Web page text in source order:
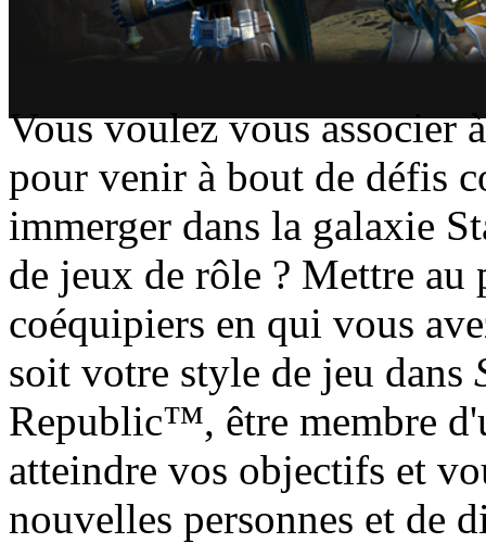
Vous voulez vous associer
pour venir à bout de défis
immerger dans la galaxie
de jeux de rôle ? Mettre au
coéquipiers en qui vous
soit votre style de jeu dans
Republic™, être membre
atteindre vos objectifs et
nouvelles personnes et de